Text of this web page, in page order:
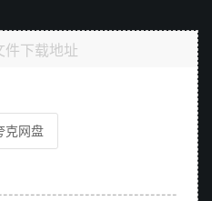
件下载地址
克网盘